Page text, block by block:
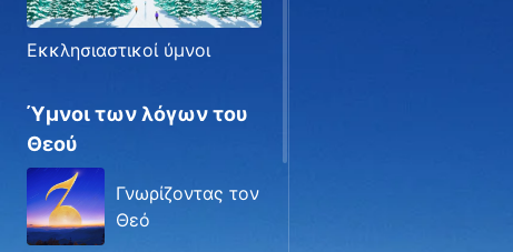
Εκκλησιαστικοί ύμνοι
Ύμνοι των λόγων του
Θεού
Γνωρίζοντας τον
Θεό